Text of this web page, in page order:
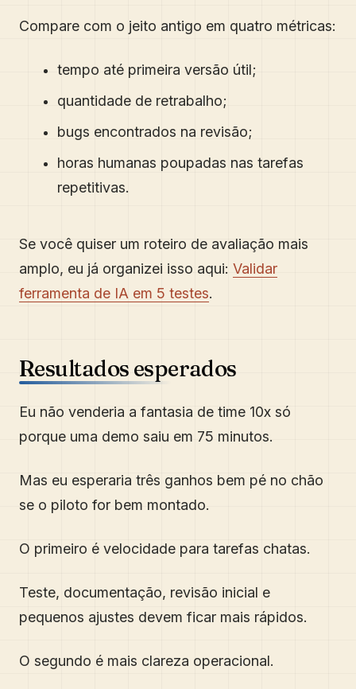
Compare com o jeito antigo em quatro métricas:
tempo até primeira versão útil;
quantidade de retrabalho;
bugs encontrados na revisão;
horas humanas poupadas nas tarefas
repetitivas.
Se você quiser um roteiro de avaliação mais
amplo, eu já organizei isso aqui: Validar
ferramenta de IA em 5 testes.
Resultados esperados
Eu não venderia a fantasia de time 10x só
porque uma demo saiu em 75 minutos.
Mas eu esperaria três ganhos bem pé no chão
se o piloto for bem montado.
O primeiro é velocidade para tarefas chatas.
Teste, documentação, revisão inicial e
pequenos ajustes devem ficar mais rápidos.
O segundo é mais clareza operacional.